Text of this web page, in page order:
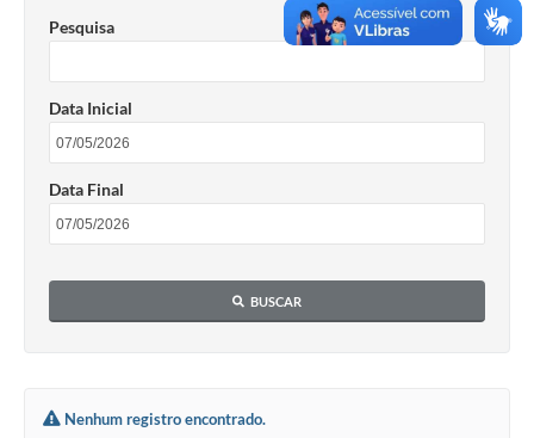
Pesquisa
Data Inicial
Data Final
BUSCAR
Nenhum registro encontrado.